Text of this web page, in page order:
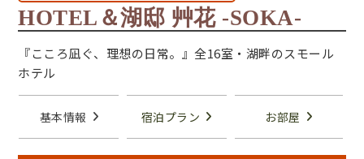
HOTEL＆湖邸 艸花 -SOKA-
『こころ凪ぐ、理想の日常。』全16室・湖畔のスモール
ホテル
基本情報 宿泊プラン お部屋